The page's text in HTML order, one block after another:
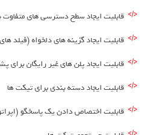
قابلیت ایجاد سطح دسترسی های متفاوت
قابلیت ایجاد گزینه های دلخواه (فیلد
قابلیت ایجاد پلن های غیر رایگان برای
قابلیت ایجاد دسته بندی برای تیکت ها
قابلیت اختصاص دادن یک پاسخگو